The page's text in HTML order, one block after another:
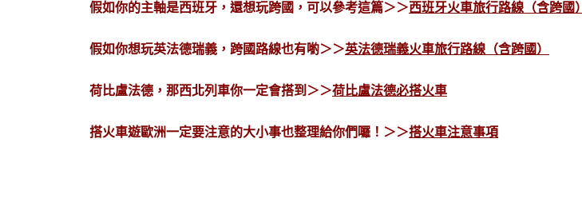
假如你的主軸是西班牙，還想玩跨國，可以參考這篇＞＞西班牙火車旅行路線（含跨國）
假如你想玩英法德瑞義，跨國路線也有喲＞＞英法德瑞義火車旅行路線（含跨國）
荷比盧法德，那西北列車你一定會搭到＞＞荷比盧法德必搭火車
搭火車遊歐洲一定要注意的大小事也整理給你們囉！＞＞搭火車注意事項